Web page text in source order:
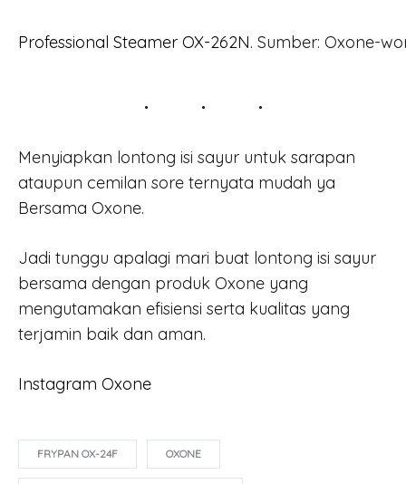
Professional Steamer OX-262N. Sumber: Oxone-
Menyiapkan lontong isi sayur untuk sarapan
ataupun cemilan sore ternyata mudah ya
Bersama Oxone.
Jadi tunggu apalagi mari buat lontong isi sayur
bersama dengan produk Oxone yang
mengutamakan efisiensi serta kualitas yang
terjamin baik dan aman.
Instagram Oxone
FRYPAN OX-24F OXONE